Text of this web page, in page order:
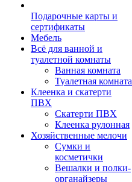
Подарочные карты и
сертификаты
Мебель
Всё для ванной и
туалетной комнаты
Ванная комната
Туалетная комната
Клеенка и скатерти
ПВХ
Скатерти ПВХ
Клеенка рулонная
Хозяйственные мелочи
Сумки и
косметички
Вешалки и полки-
органайзеры